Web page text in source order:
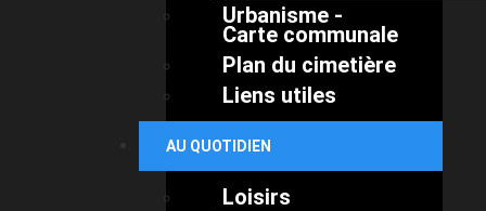
Urbanisme -
Carte communale
Plan du cimetière
Liens utiles
AU QUOTIDIEN
Loisirs